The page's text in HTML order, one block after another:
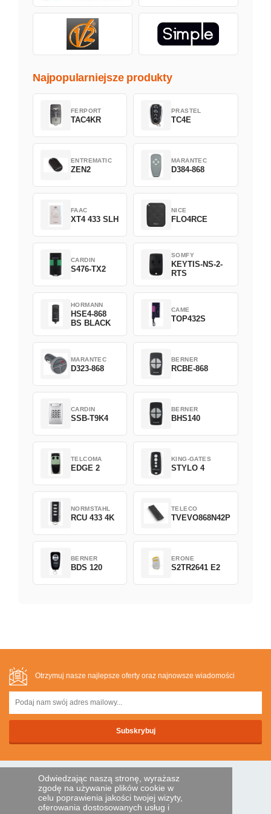
Odwiedzając naszą stronę, wyrażasz
zgodę na używanie plików cookie w
celu poprawienia jakości twojej wizyty,
oferowania dostosowanych usług i
Najpopularniejsze produkty
FERPORT
TAC4KR
PRASTEL
TC4E
ENTREMATIC
ZEN2
MARANTEC
D384-868
FAAC
XT4 433 SLH
NICE
FLO4RCE
CARDIN
S476-TX2
SOMFY
KEYTIS-NS-2-
RTS
HORMANN
HSE4-868
BS BLACK
CAME
TOP432S
MARANTEC
D323-868
BERNER
RCBE-868
CARDIN
SSB-T9K4
BERNER
BHS140
TELCOMA
EDGE 2
KING-GATES
STYLO 4
NORMSTAHL
RCU 433 4K
TELECO
TVEVO868N42P
BERNER
BDS 120
ERONE
S2TR2641 E2
Otrzymuj nasze najlepsze oferty oraz najnowsze wiadomości
BEZPIECZNA PLATNOSC